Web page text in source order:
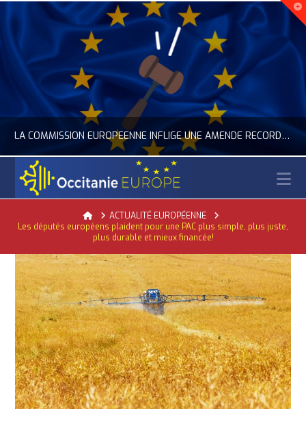
LA COMMISSION EUROPÉENNE INFLIGE UNE AMENDE RECORD À GOOGLE
ACTUALITÉ DE L'UNION EUROPÉENNE, ACTUALITÉ DE LA REPRÉSENTATION D’OCCITANIE EUROPE, NUMÉRIQUE- DIGITAL
JUILLET 24, 2026
HomeACTUALITÉ EUROPÉENNE
Les députés européens plaident pour une PAC plus simple, plus juste,
plus durable et mieux financée!